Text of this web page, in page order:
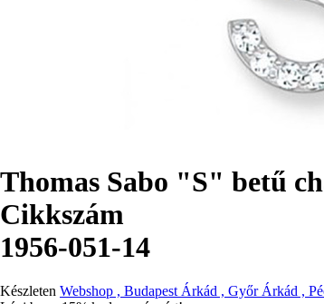
Thomas Sabo "S" betű
Cikkszám
1956-051-14
Készleten Webshop , Budapest Árkád , Győr Árkád ,